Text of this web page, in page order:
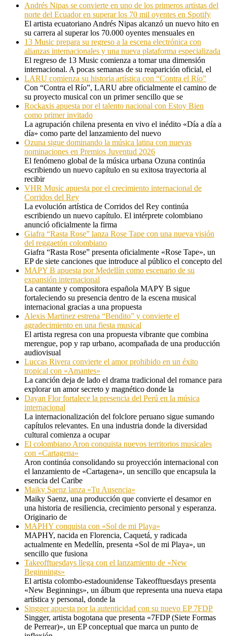
Andrés Nipas se convierte en uno de los primeros artistas del
norte del Ecuador en superar los 70 mil oyentes en Spotify
El artista ecuatoriano Andrés Nipas alcanzó un nuevo hito en
su carrera al superar los 70.000 oyentes mensuales en
13 Music prepara su regreso a la escena electrónica con
alianzas internacionales y una nueva plataforma especializada
El regreso de 13 Music comienza a tomar una dimensión
internacional. A pocas semanas de su reaparición oficial, el
LARU comienza su historia artística con “Contra el Río”
Con “Contra el Río”, LARU abre oficialmente el camino de
su proyecto musical con un primer sencillo que se
Rockaxis apuesta por el talento nacional con Estoy Bien
como primer invitado
La agrupación chilena presenta en vivo el inédito «Día a día a
día» como parte del lanzamiento del nuevo
Ozuna sigue dominando la música latina con nuevas
nominaciones en Premios Juventud 2026
El fenómeno global de la música urbana Ozuna continúa
escribiendo un nuevo capítulo en su exitosa trayectoria al
recibir
VHR Music apuesta por el crecimiento internacional de
Corridos del Rey
La evolución artística de Corridos del Rey continúa
escribiendo un nuevo capítulo. El intérprete colombiano
anunció oficialmente la firma
Giafra “Rasta Rose” lanza Rose Tape con una nueva visión
del reggaetón colombiano
Giafra “Rasta Rose” presenta oficialmente «Rose Tape», un
EP de siete canciones que introduce al público el concepto del
MAPY B apuesta por Medellín como escenario de su
expansión internacional
La cantante y compositora española MAPY B sigue
fortaleciendo su presencia dentro de la escena musical
internacional gracias a una propuesta
Alexis Martinez estrena “Bendito” y convierte el
agradecimiento en una fiesta musical
El artista regresa con una propuesta vibrante que combina
merengue, pop y rap urbano, acompañada de una producción
audiovisual
Luccas Rivera convierte el amor prohibido en un éxito
tropical con «Amantes»
La canción deja de lado el drama tradicional del romance para
explorar un amor secreto y magnético donde la
Dayan Flor fortalece la presencia del Perú en la música
internacional
La internacionalización del folclore peruano sigue sumando
capítulos relevantes. En una industria donde la diversidad
cultural comienza a ocupar
El colombiano Aron conquista nuevos territorios musicales
con «Cartagena»
Aron continúa consolidando su proyección internacional con
el lanzamiento de «Cartagena», un sencillo que encapsula la
esencia del Caribe
Maiky Saenz lanza «Tu Ausencia»
Maiky Saenz, una producción que convierte el desamor en
una historia de resiliencia, crecimiento personal y esperanza.
Originario de
MAPHY conquista con «Sol de mi Playa»
MAPHY, nacida en Florencia, Caquetá, y radicada
actualmente en Medellín, presenta «Sol de mi Playa», un
sencillo que fusiona
Takeofftuesdays llega con el lanzamiento de «New
Beginnings»
El artista colombo-estadounidense Takeofftuesdays presenta
«New Beginnings», un álbum que representa una nueva etapa
artística y personal, donde la
Singger apuesta por la autenticidad con su nuevo EP 7FDP
Singger, artista bogotana que presenta «7FDP (Siete Formas
de Perrear)», un EP conceptual que marca un punto de